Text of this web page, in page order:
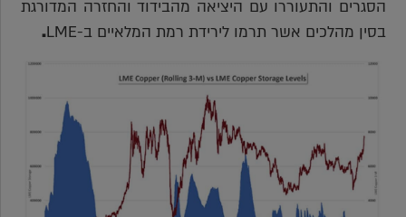
הסגרים והתעוררו עם היציאה מהבידוד והחזרה המדורגת
בסין מהלכים אשר תרמו לירידת רמת המלאיים ב-LME
.